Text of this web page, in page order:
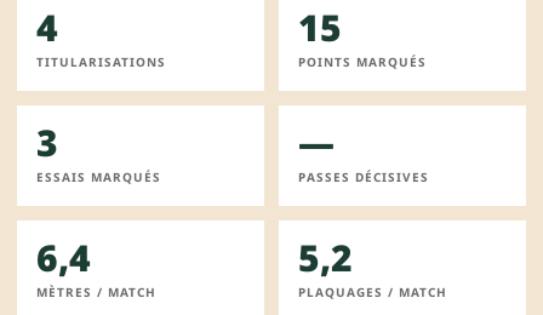
4
TITULARISATIONS
15
POINTS MARQUÉS
3
ESSAIS MARQUÉS
—
PASSES DÉCISIVES
6,4
MÈTRES / MATCH
5,2
PLAQUAGES / MATCH